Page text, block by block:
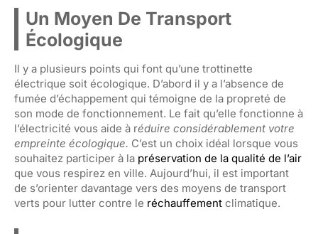
Un Moyen De Transport
Écologique
Il y a plusieurs points qui font qu’une trottinette
électrique soit écologique. D’abord il y a l’absence de
fumée d’échappement qui témoigne de la propreté de
son mode de fonctionnement. Le fait qu’elle fonctionne à
l’électricité vous aide à réduire considérablement votre
empreinte écologique. C’est un choix idéal lorsque vous
souhaitez participer à la préservation de la qualité de l’air
que vous respirez en ville. Aujourd’hui, il est important
de s’orienter davantage vers des moyens de transport
verts pour lutter contre le réchauffement climatique.